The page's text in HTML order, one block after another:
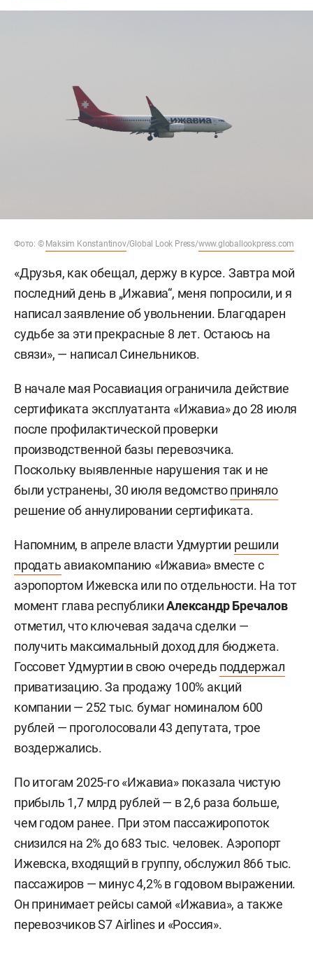
Фото: © Maksim Konstantinov/Global Look Press/www.globallookpress.com
«Друзья, как обещал, держу в курсе. Завтра мой
последний день в „Ижавиа“, меня попросили, и я
написал заявление об увольнении. Благодарен
судьбе за эти прекрасные 8 лет. Остаюсь на
связи», — написал Синельников.
В начале мая Росавиация ограничила действие
сертификата эксплуатанта «Ижавиа» до 28 июля
после профилактической проверки
производственной базы перевозчика.
Поскольку выявленные нарушения так и не
были устранены, 30 июля ведомствоприняло
решение об аннулировании сертификата.
Напомним, в апреле власти Удмуртии решили
продать авиакомпанию «Ижавиа» вместе с
аэропортом Ижевска или по отдельности. На тот
момент глава республикиАлександр Бречалов
отметил, что ключевая задача сделки —
получить максимальный доход для бюджета.
Госсовет Удмуртии в свою очередь поддержал
приватизацию. За продажу 100% акций
компании — 252 тыс. бумаг номиналом 600
рублей — проголосовали 43 депутата, трое
воздержались.
По итогам 2025-го «Ижавиа» показала чистую
прибыль 1,7 млрд рублей — в 2,6 раза больше,
чем годом ранее. При этом пассажиропоток
снизился на 2% до 683 тыс. человек. Аэропорт
Ижевска, входящий в группу, обслужил 866 тыс.
пассажиров — минус 4,2% в годовом выражении.
Он принимает рейсы самой «Ижавиа», а также
перевозчиков S7 Airlines и «Россия».